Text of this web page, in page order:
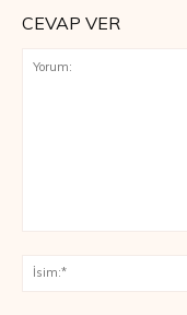
CEVAP VER